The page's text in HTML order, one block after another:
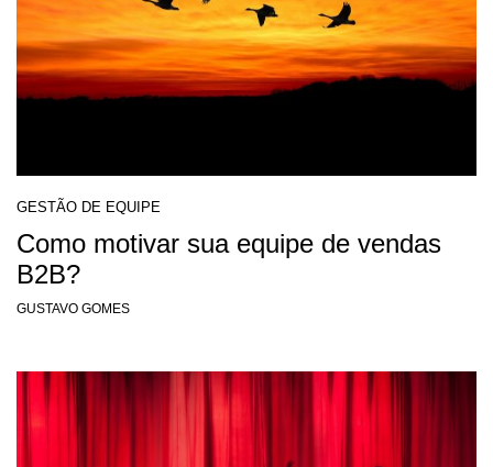
GESTÃO DE EQUIPE
Como motivar sua equipe de vendas
B2B?
GUSTAVO GOMES